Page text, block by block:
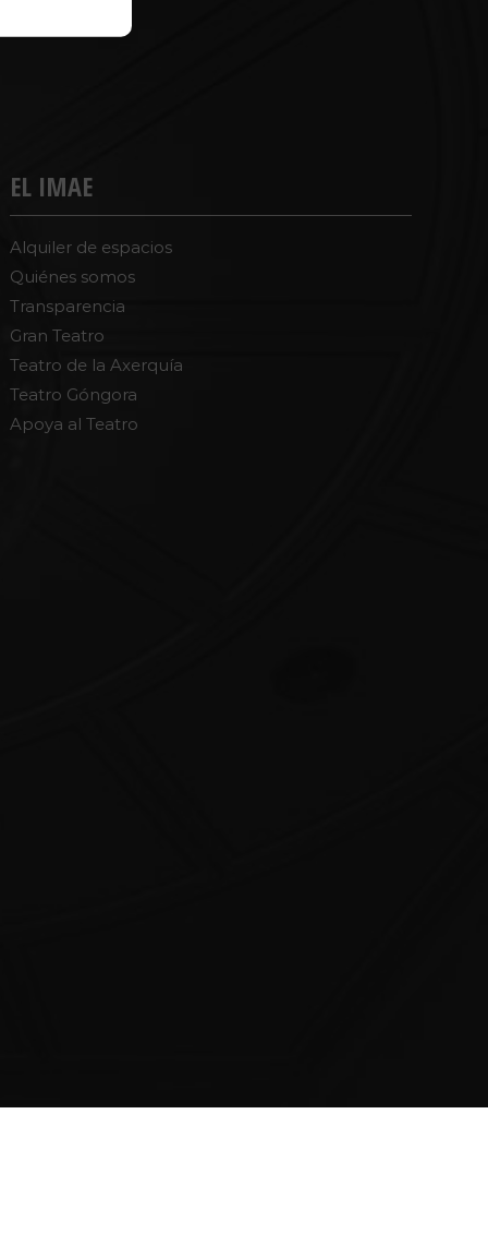
EL IMAE
Alquiler de espacios
Quiénes somos
Transparencia
Gran Teatro
Teatro de la Axerquía
Teatro Góngora
Apoya al Teatro